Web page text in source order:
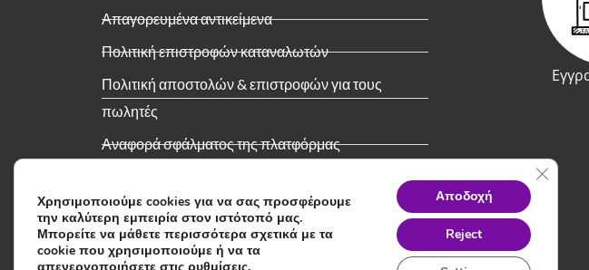
Απαγορευμένα αντικείμενα
Πολιτική επιστροφών καταναλωτών
Πολιτική αποστολών & επιστροφών για τους
πωλητές
Αναφορά σφάλματος της πλατφόρμας
Χρησιμοποιούμε cookies για να σας προσφέρουμε
την καλύτερη εμπειρία στον ιστότοπό μας.
Μπορείτε να μάθετε περισσότερα σχετικά με τα
cookie που χρησιμοποιούμε ή να τα
Αποδοχή
Reject